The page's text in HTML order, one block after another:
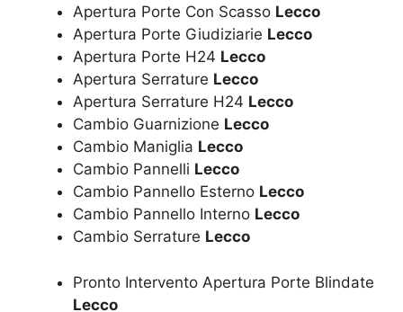
Apertura Porte Con Scasso Lecco
Apertura Porte Giudiziarie Lecco
Apertura Porte H24 Lecco
Apertura Serrature Lecco
Apertura Serrature H24 Lecco
Cambio Guarnizione Lecco
Cambio Maniglia Lecco
Cambio Pannelli Lecco
Cambio Pannello Esterno Lecco
Cambio Pannello Interno Lecco
Cambio Serrature Lecco
Pronto Intervento Apertura Porte Blindate
Lecco